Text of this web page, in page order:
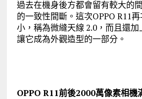
過去在機身後方都會留有較大的
的一致性間斷。這次OPPO R11
小，稱為微縫天線 2.0，而且還加
讓它成為外觀造型的一部分。
OPPO R11前後2000萬像素相機